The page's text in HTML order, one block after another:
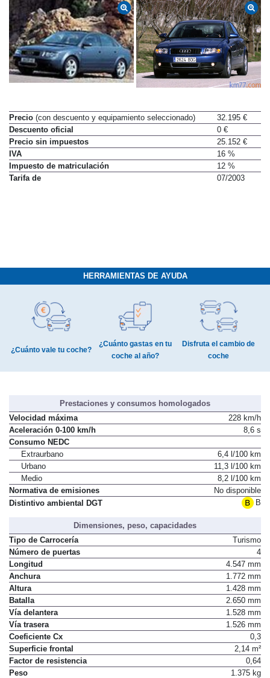
Precio (con descuento y equipamiento seleccionado)
32.195 €
Descuento oficial
0 €
Precio sin impuestos
25.152 €
IVA
16 %
Impuesto de matriculación
12 %
Tarifa de
07/2003
HERRAMIENTAS DE AYUDA
¿Cuánto vale tu coche?
¿Cuánto gastas en tu
coche al año?
Disfruta el cambio de
coche
Prestaciones y consumos homologados
Velocidad máxima
228 km/h
Aceleración 0-100 km/h
8,6 s
Consumo NEDC
Extraurbano
6,4 l/100 km
Urbano
11,3 l/100 km
Medio
8,2 l/100 km
Normativa de emisiones
No disponible
Distintivo ambiental DGT
B
Dimensiones, peso, capacidades
Tipo de Carrocería
Turismo
Número de puertas
4
Longitud
4.547 mm
Anchura
1.772 mm
Altura
1.428 mm
Batalla
2.650 mm
Vía delantera
1.528 mm
Vía trasera
1.526 mm
Coeficiente Cx
0,3
Superficie frontal
2,14 m²
Factor de resistencia
0,64
Peso
1.375 kg